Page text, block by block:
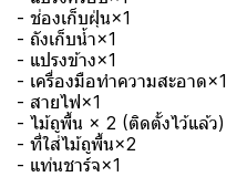
- ช่องเก็บฝุ่น×1
- ถังเก็บน้ำ×1
- แปรงข้าง×1
- เครื่องมือทำความสะอาด×1
- สายไฟ×1
- ไม้ถูพื้น × 2 (ติดตั้งไว้แล้ว)
- ที่ใส่ไม้ถูพื้น×2
- แท่นชาร์จ×1